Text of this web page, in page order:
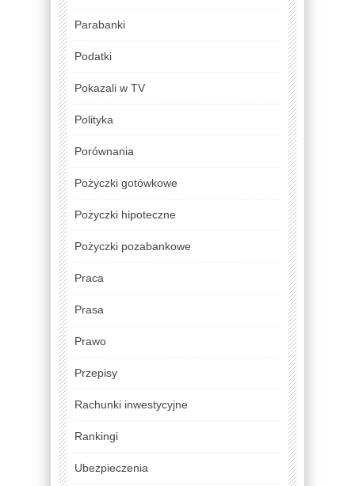
Parabanki
Podatki
Pokazali w TV
Polityka
Porównania
Pożyczki gotówkowe
Pożyczki hipoteczne
Pożyczki pozabankowe
Praca
Prasa
Prawo
Przepisy
Rachunki inwestycyjne
Rankingi
Ubezpieczenia